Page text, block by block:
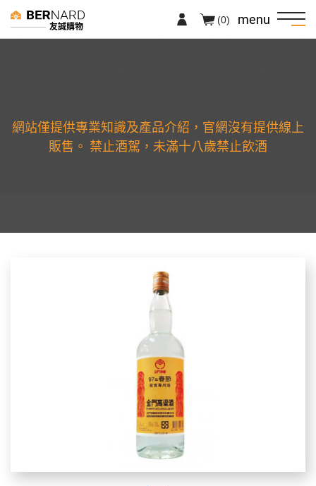
友誠購物 menu
(0)
網站僅提供專業知識及產品介紹，官網沒有提供線上
販售。 禁止酒駕，未滿十八歲禁止飲酒